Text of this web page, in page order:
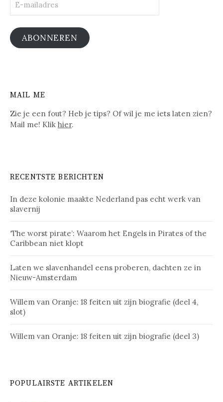
mailadres
ABONNEREN
MAIL ME
Zie je een fout? Heb je tips? Of wil je me iets laten zien?
Mail me! Klik hier.
RECENTSTE BERICHTEN
In deze kolonie maakte Nederland pas echt werk van
slavernij
‘The worst pirate’: Waarom het Engels in Pirates of the
Caribbean niet klopt
Laten we slavenhandel eens proberen, dachten ze in
Nieuw-Amsterdam
Willem van Oranje: 18 feiten uit zijn biografie (deel 4,
slot)
Willem van Oranje: 18 feiten uit zijn biografie (deel 3)
POPULAIRSTE ARTIKELEN